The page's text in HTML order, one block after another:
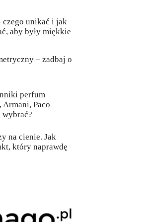
czego unikać i jak
aby były miękkie
– zadbaj o
perfum
Paco
wybrać?
na cienie. Jak
który naprawdę